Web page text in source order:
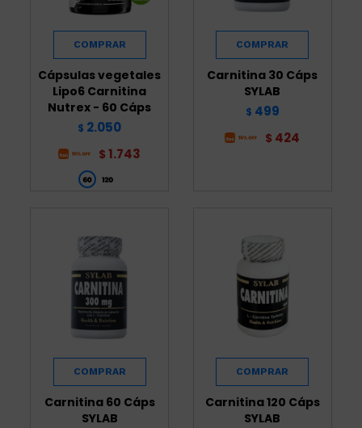
Cápsulas vegetales
Lipo6 Carnitina
Nutrex - 60 Cáps
$ 2.050
$ 1.743
Carnitina 30 Cáps
SYLAB
$ 499
$ 424
Carnitina 60 Cáps
SYLAB
Carnitina 120 Cáps
SYLAB